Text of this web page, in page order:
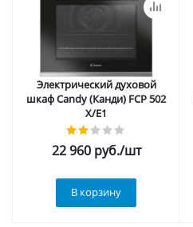
Электрический духовой
шкаф Candy (Канди) FCP 502
X/E1
22 960руб./шт
В корзину